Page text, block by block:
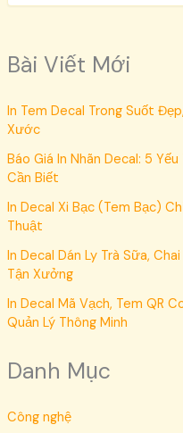
Bài Viết Mới
In Tem Decal Trong Suốt
Xước
Báo Giá In Nhãn Decal: 5
Cần Biết
In Decal Xi Bạc (Tem Bạc)
Thuật
In Decal Dán Ly Trà Sữa,
Tận Xưởng
In Decal Mã Vạch, Tem QR
Quản Lý Thông Minh
Danh Mục
Công nghệ